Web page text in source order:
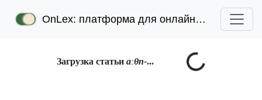
OnLex: платформа для онлайн-лексикографии
Загрузка статьи aːθn-...